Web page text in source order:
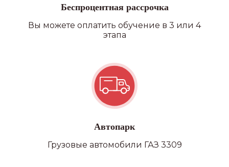
Беспроцентная рассрочка
Вы можете оплатить обучение в 3 или 4
этапа
Автопарк
Грузовые автомобили ГАЗ 3309